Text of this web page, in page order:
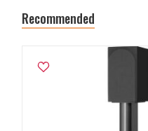
Recommended